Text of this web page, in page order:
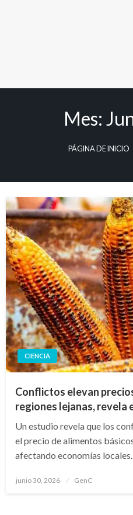
Mes:
PÁGINA DE INICIO
CIENCIA
Conflictos elevan
regiones lejanas, revela
Un estudio revela que los
el precio de alimentos
afectando economías locales.
Publicado
junio 30, 2026 GenC